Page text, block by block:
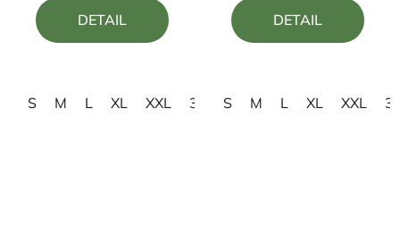
z
DETAIL
S M L XL XXL 3XL 4XL
z
DETAIL
S M L XL XXL